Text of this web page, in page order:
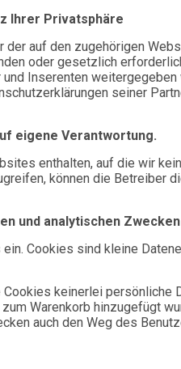
Ihrer Privatsphäre
auf den zugehörigen
oder gesetzlich
und Inserenten
seiner
eigene Verantwortung.
enthalten, auf die wir
können die Betreiber
und analytischen
Cookies sind kleine
keinerlei persönliche
Warenkorb hinzugefügt
auch den Weg des